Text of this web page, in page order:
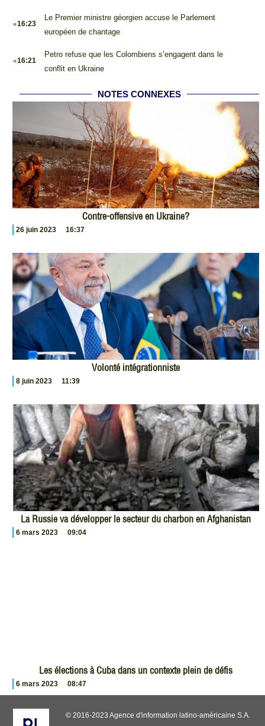
.16:23
Le Premier ministre géorgien accuse le Parlement
européen de chantage
.16:21
Petro refuse que les Colombiens s’engagent dans le
conflit en Ukraine
NOTES CONNEXES
Contre-offensive en Ukraine?
26 juin 2023 16:37
Volonté intégrationniste
8 juin 2023 11:39
La Russie va développer le secteur du charbon en Afghanistan
6 mars 2023 09:04
Les élections à Cuba dans un contexte plein de défis
6 mars 2023 08:47
© 2016-2023 Agence d'information latino-américaine S.A.